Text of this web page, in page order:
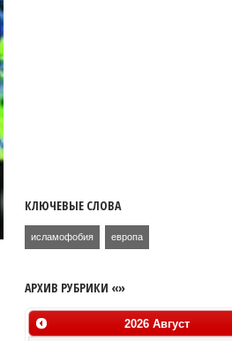
КЛЮЧЕВЫЕ СЛОВА
исламофобия европа
АРХИВ РУБРИКИ «»
2026 Август